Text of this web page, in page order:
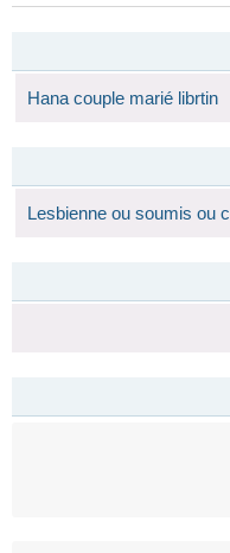
Hana couple marié librtin
Lesbienne ou soumis ou